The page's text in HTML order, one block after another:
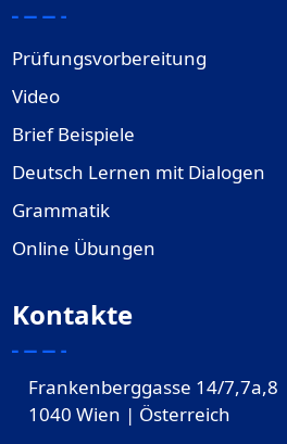
Prüfungsvorbereitung
Video
Brief Beispiele
Deutsch Lernen mit Dialogen
Grammatik
Online Übungen
Kontakte
Frankenberggasse 14/7,7a,8
1040 Wien | Österreich